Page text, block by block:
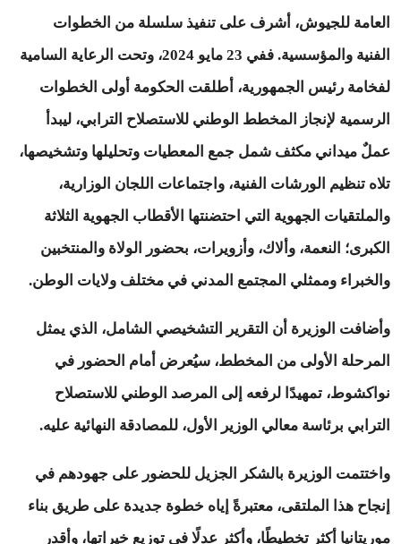
العامة للجيوش، أشرف على تنفيذ سلسلة من الخطوات
الفنية والمؤسسية. ففي 23 مايو 2024، وتحت الرعاية السامية
لفخامة رئيس الجمهورية، أطلقت الحكومة أولى الخطوات
الرسمية لإنجاز المخطط الوطني للاستصلاح الترابي، ليبدأ
عملٌ ميداني مكثف شمل جمع المعطيات وتحليلها وتشخيصها،
تلاه تنظيم الورشات الفنية، واجتماعات اللجان الوزارية،
والملتقيات الجهوية التي احتضنتها الأقطاب الجهوية الثلاثة
الكبرى؛ النعمة، وألاك، وأزويرات، بحضور الولاة والمنتخبين
والخبراء وممثلي المجتمع المدني في مختلف ولايات الوطن.
وأضافت الوزيرة أن التقرير التشخيصي الشامل، الذي يمثل
المرحلة الأولى من المخطط، سيُعرض أمام الحضور في
نواكشوط، تمهيدًا لرفعه إلى المرصد الوطني للاستصلاح
الترابي برئاسة معالي الوزير الأول، للمصادقة النهائية عليه.
واختتمت الوزيرة بالشكر الجزيل للحضور على جهودهم في
إنجاح هذا الملتقى، معتبرةً إياه خطوة جديدة على طريق بناء
موريتانيا أكثر تخطيطًا، وأكثر عدلًا في توزيع خيراتها، وأقدر